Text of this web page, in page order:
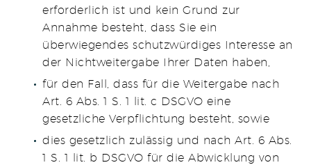
erforderlich ist und kein Grund zur
Annahme besteht, dass Sie ein
überwiegendes schutzwürdiges Interesse an
der Nichtweitergabe Ihrer Daten haben,
für den Fall, dass für die Weitergabe nach
Art. 6 Abs. 1 S. 1 lit. c DSGVO eine
gesetzliche Verpflichtung besteht, sowie
dies gesetzlich zulässig und nach Art. 6 Abs.
1 S. 1 lit. b DSGVO für die Abwicklung von